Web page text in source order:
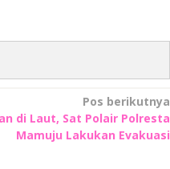
Pos berikutnya
di Laut, Sat Polair Polresta
Mamuju Lakukan Evakuasi